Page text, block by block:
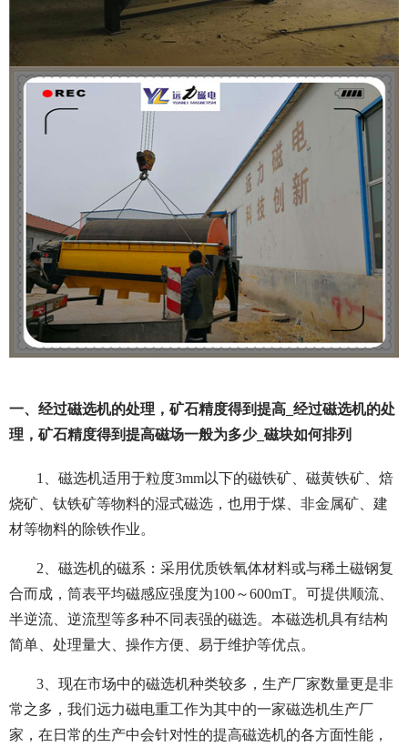
一、经过磁选机的处理，矿石精度得到提高_经过磁选机的处
理，矿石精度得到提高磁场一般为多少_磁块如何排列
1、磁选机适用于粒度3mm以下的磁铁矿、磁黄铁矿、焙
烧矿、钛铁矿等物料的湿式磁选，也用于煤、非金属矿、建
材等物料的除铁作业。
2、磁选机的磁系：采用优质铁氧体材料或与稀土磁钢复
合而成，筒表平均磁感应强度为100～600mT。可提供顺流、
半逆流、逆流型等多种不同表强的磁选。本磁选机具有结构
简单、处理量大、操作方便、易于维护等优点。
3、现在市场中的磁选机种类较多，生产厂家数量更是非
常之多，我们远力磁电重工作为其中的一家磁选机生产厂
家，在日常的生产中会针对性的提高磁选机的各方面性能，